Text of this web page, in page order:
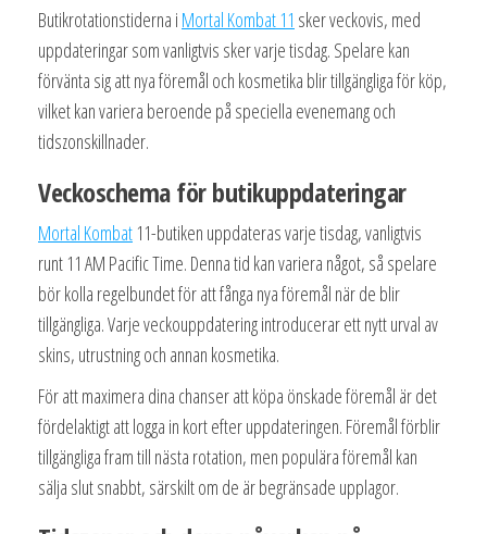
Butikrotationstiderna i Mortal Kombat 11 sker veckovis, med
uppdateringar som vanligtvis sker varje tisdag. Spelare kan
förvänta sig att nya föremål och kosmetika blir tillgängliga för köp,
vilket kan variera beroende på speciella evenemang och
tidszonskillnader.
Veckoschema för butikuppdateringar
Mortal Kombat 11-butiken uppdateras varje tisdag, vanligtvis
runt 11 AM Pacific Time. Denna tid kan variera något, så spelare
bör kolla regelbundet för att fånga nya föremål när de blir
tillgängliga. Varje veckouppdatering introducerar ett nytt urval av
skins, utrustning och annan kosmetika.
För att maximera dina chanser att köpa önskade föremål är det
fördelaktigt att logga in kort efter uppdateringen. Föremål förblir
tillgängliga fram till nästa rotation, men populära föremål kan
sälja slut snabbt, särskilt om de är begränsade upplagor.